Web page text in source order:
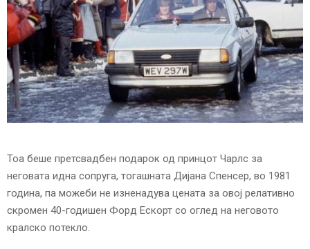
M
E
N
U
Тоа беше претсвадбен подарок од принцот Чарлс за
неговата идна сопруга, тогашната Дијана Спенсер, во 1981
година, па можеби не изненадува цената за овој релативно
скромен 40-годишен Форд Ескорт со оглед на неговото
кралско потекло.